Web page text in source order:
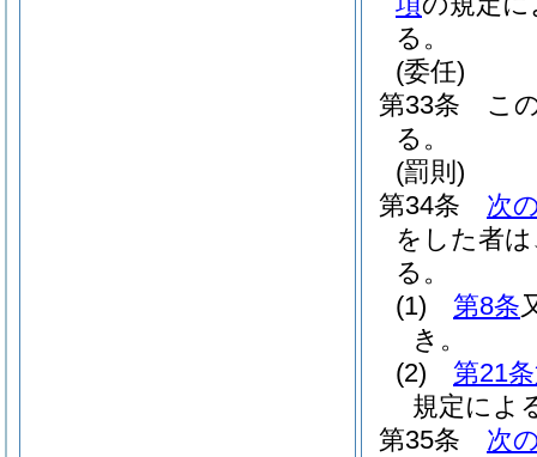
る。
(委任)
第33条
こ
る。
(罰則)
第34条
次
をした者
る。
(1)
第8条
き。
(2)
第21
規定によ
第35条
次